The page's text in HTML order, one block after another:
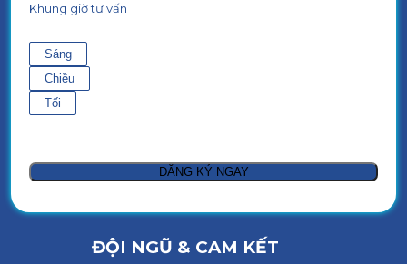
Khung giờ tư vấn
Sáng
Chiều
Tối
ĐỘI NGŨ & CAM KẾT